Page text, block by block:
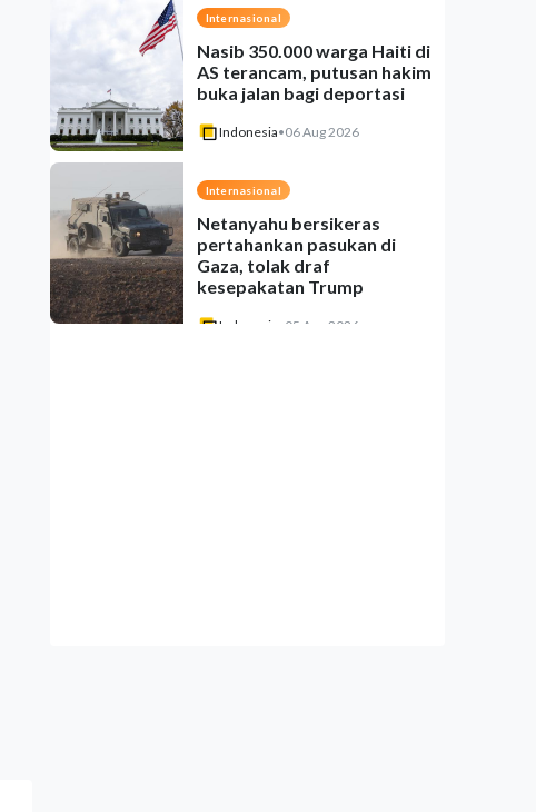
Internasional
Nasib 350.000 warga Haiti di
AS terancam, putusan hakim
buka jalan bagi deportasi
Indonesia•06 Aug 2026
Internasional
Netanyahu bersikeras
pertahankan pasukan di
Gaza, tolak draf
kesepakatan Trump
Indonesia 05 Aug 2026